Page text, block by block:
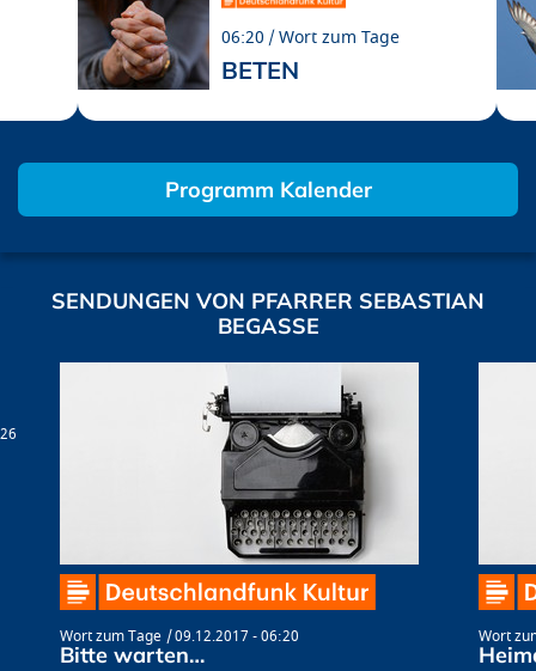
06:20 Wort zum Tage
BETEN
Programm Kalender
SENDUNGEN VON PFARRER SEBASTIAN
BEGASSE
Wort zum Tage 09.12.2017 - 06:20
Bitte warten…
Wort